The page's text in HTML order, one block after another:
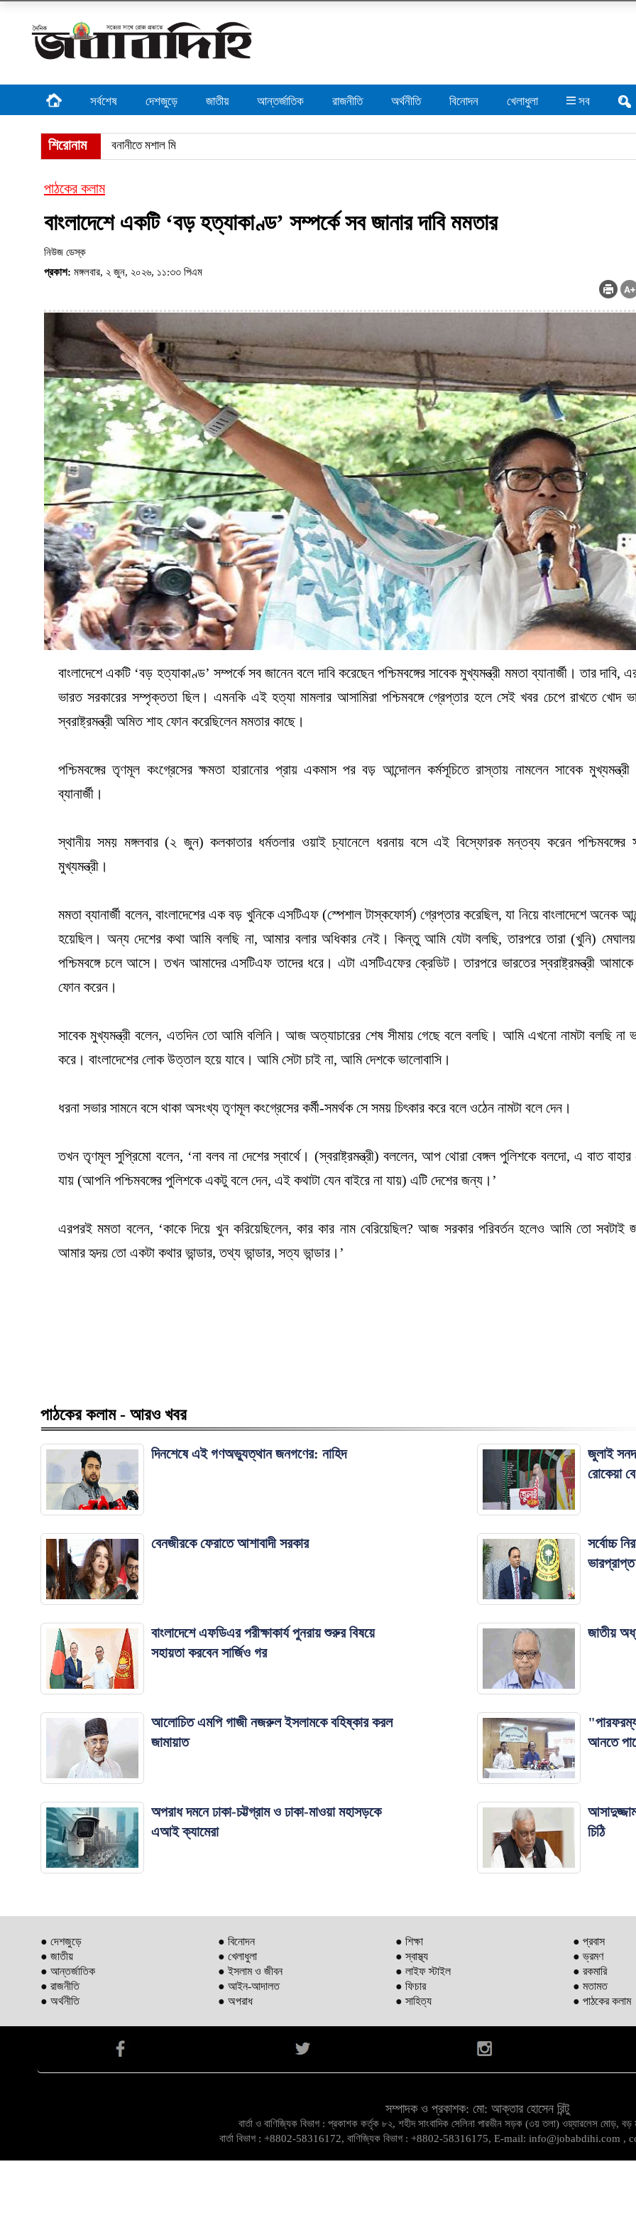
সর্বশেষ দেশজুড়ে জাতীয় আন্তর্জাতিক রাজনীতি অর্থনীতি বিনোদন খেলাধুলা সব
শিরোনাম বনানীতে মশাল মিছিলের মামলায় ৩ জন
পাঠকের কলাম
বাংলাদেশে একটি ‘বড় হত্যাকাণ্ড’ সম্পর্কে সব জানার দাবি মমতার
নিউজ ডেস্ক
প্রকাশ: মঙ্গলবার, ২ জুন, ২০২৬, ১১:৩৩ পিএম
বাংলাদেশে একটি ‘বড় হত্যাকাণ্ড’ সম্পর্কে সব জানেন বলে দাবি করেছেন পশ্চিমবঙ্গের সাবেক মুখ্যমন্ত্রী মমতা ব্যানার্জী। তার দাবি,
ভারত সরকারের সম্পৃক্ততা ছিল। এমনকি এই হত্যা মামলার আসামিরা পশ্চিমবঙ্গে গ্রেপ্তার হলে সেই খবর চেপে রাখতে খোদ
স্বরাষ্ট্রমন্ত্রী অমিত শাহ ফোন করেছিলেন মমতার কাছে।
পশ্চিমবঙ্গের তৃণমূল কংগ্রেসের ক্ষমতা হারানোর প্রায় একমাস পর বড় আন্দোলন কর্মসূচিতে রাস্তায় নামলেন সাবেক মুখ্যমন্ত্রী
ব্যানার্জী।
স্থানীয় সময় মঙ্গলবার (২ জুন) কলকাতার ধর্মতলার ওয়াই চ্যানেলে ধরনায় বসে এই বিস্ফোরক মন্তব্য করেন পশ্চিমবঙ্গের
মুখ্যমন্ত্রী।
মমতা ব্যানার্জী বলেন, বাংলাদেশের এক বড় খুনিকে এসটিএফ (স্পেশাল টাস্কফোর্স) গ্রেপ্তার করেছিল, যা নিয়ে বাংলাদেশে অনেক
হয়েছিল। অন্য দেশের কথা আমি বলছি না, আমার বলার অধিকার নেই। কিন্তু আমি যেটা বলছি, তারপরে তারা (খুনি) মেঘালয়
পশ্চিমবঙ্গে চলে আসে। তখন আমাদের এসটিএফ তাদের ধরে। এটা এসটিএফের ক্রেডিট। তারপরে ভারতের স্বরাষ্ট্রমন্ত্রী আমাকে
ফোন করেন।
সাবেক মুখ্যমন্ত্রী বলেন, এতদিন তো আমি বলিনি। আজ অত্যাচারের শেষ সীমায় গেছে বলে বলছি। আমি এখনো নামটা বলছি না
করে। বাংলাদেশের লোক উত্তাল হয়ে যাবে। আমি সেটা চাই না, আমি দেশকে ভালোবাসি।
ধরনা সভার সামনে বসে থাকা অসংখ্য তৃণমূল কংগ্রেসের কর্মী-সমর্থক সে সময় চিৎকার করে বলে ওঠেন নামটা বলে দেন।
তখন তৃণমূল সুপ্রিমো বলেন, ‘না বলব না দেশের স্বার্থে। (স্বরাষ্ট্রমন্ত্রী) বললেন, আপ থোরা বেঙ্গল পুলিশকে বলদো, এ বাত বাহার
যায় (আপনি পশ্চিমবঙ্গের পুলিশকে একটু বলে দেন, এই কথাটা যেন বাইরে না যায়) এটি দেশের জন্য।’
এরপরই মমতা বলেন, ‘কাকে দিয়ে খুন করিয়েছিলেন, কার কার নাম বেরিয়েছিল? আজ সরকার পরিবর্তন হলেও আমি তো সবটাই
আমার হৃদয় তো একটা কথার ভান্ডার, তথ্য ভান্ডার, সত্য ভান্ডার।’
পাঠকের কলাম - আরও খবর
দিনশেষে এই গণঅভ্যুত্থান জনগণের: নাহিদ
জুলাই সনদ
রোকেয়া
বেনজীরকে ফেরাতে আশাবাদী সরকার
সর্বোচ্চ
বাংলাদেশে এফডিএর পরীক্ষাকার্য পুনরায় শুরুর বিষয়ে
সহায়তা করবেন সার্জিও গর
জাতীয়
আলোচিত এমপি গাজী নজরুল ইসলামকে বহিষ্কার করল
জামায়াত
আনতে
অপরাধ দমনে ঢাকা-চট্টগ্রাম ও ঢাকা-মাওয়া মহাসড়কে
এআই ক্যামেরা
চিঠি
● দেশজুড়ে
● জাতীয়
● আন্তর্জাতিক
● রাজনীতি
● অর্থনীতি
● বিনোদন
● খেলাধুলা
● ইসলাম ও জীবন
● আইন-আদালত
● অপরাধ
● শিক্ষা
● স্বাস্থ্য
● লাইফ স্টাইল
● ফিচার
● সাহিত্য
● প্রবাস
● ভ্রমণ
● রকমারি
● মতামত
● পাঠকের কলাম
সম্পাদক ও প্রকাশক: মো: আক্তার হোসেন রিন্টু
বার্তা ও বাণিজ্যিক বিভাগ : প্রকাশক কর্তৃক ৮২, শহীদ সাংবাদিক সেলিনা পারভীন সড়ক (৩য় তলা) ওয়্যারলেস মোড়, বড়
বার্তা বিভাগ : +8802-58316172, বাণিজ্যিক বিভাগ : +8802-58316175, E-mail: info@jobabdihi.com